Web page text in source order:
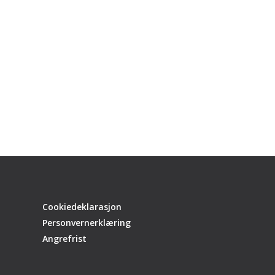
Cookiedeklarasjon
Personvernerklæring
Angrefrist